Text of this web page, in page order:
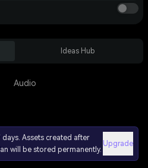
Ideas Hub
Audio
Assets created after
will be stored permanently.
Upgrade